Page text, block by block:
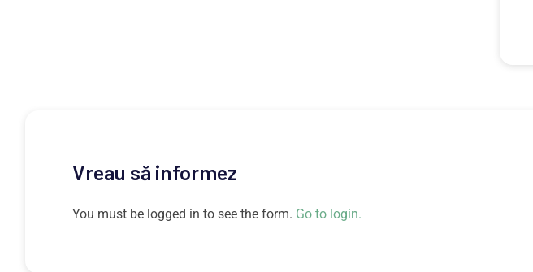
Vreau să informez
You must be logged in to see the form. Go to login.